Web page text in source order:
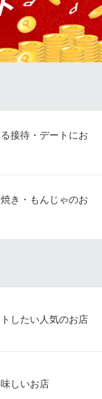
たり寛げるテーブ
ただけます。ご要
合わせください。
接待・デートにお
き・もんじゃのお
したい人気のお店
しいお店